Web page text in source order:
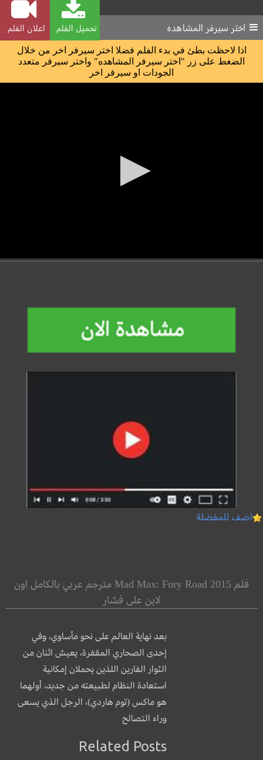
تحميل الفلم اعلان الفلم اختر سيرفر المشاهده
اذا لاحظت بطئ في بدء الفلم فضلا اختر سيرفر اخر من خلال
الضغط على زر "اختر سيرفر المشاهده" واختر سيرفر متعدد
الجودات او سيرفر اخر
اضف للمفضلة
فلم Mad Max: Fury Road 2015 مترجم عربي بالكامل اون
لاين على فشار
بعد نهاية العالم على نحو مأساوي، وفي
إحدى الصحاري المقفرة، يعيش اثنان من
الثوار الفارين اللذين يحملان إمكانية
استعادة النظام لطبيعته من جديد، أولهما
هو ماكس (توم هاردي)، الرجل الذي يسعى
وراء التصالح
Related Posts